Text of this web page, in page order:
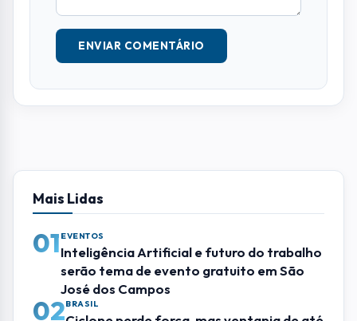
serão tema de evento gratuito em São
José dos Campos
02 BRASIL
Ciclone perde força, mas ventania de até
03SÃO JOSE DOS CAMPOS
Clube de Campo Santa Rita recebe
durante briga em São José
05 LITORAL NORTE
Cinema de Ilhabela terá sessões
Recomeço" e "Como Treinar o Seu
Dragão"